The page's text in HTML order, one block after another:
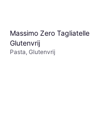
Massimo Zero Tagliatelle
Glutenvrij
Pasta, Glutenvrij